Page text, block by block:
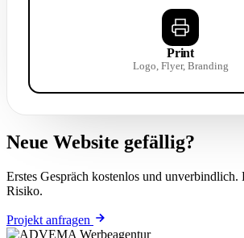
Print
Logo, Flyer, Branding
Neue Website gefällig?
Erstes Gespräch kostenlos und
Risiko.
Projekt anfragen